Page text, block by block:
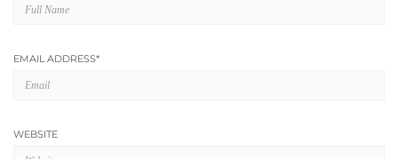
EMAIL ADDRESS*
WEBSITE